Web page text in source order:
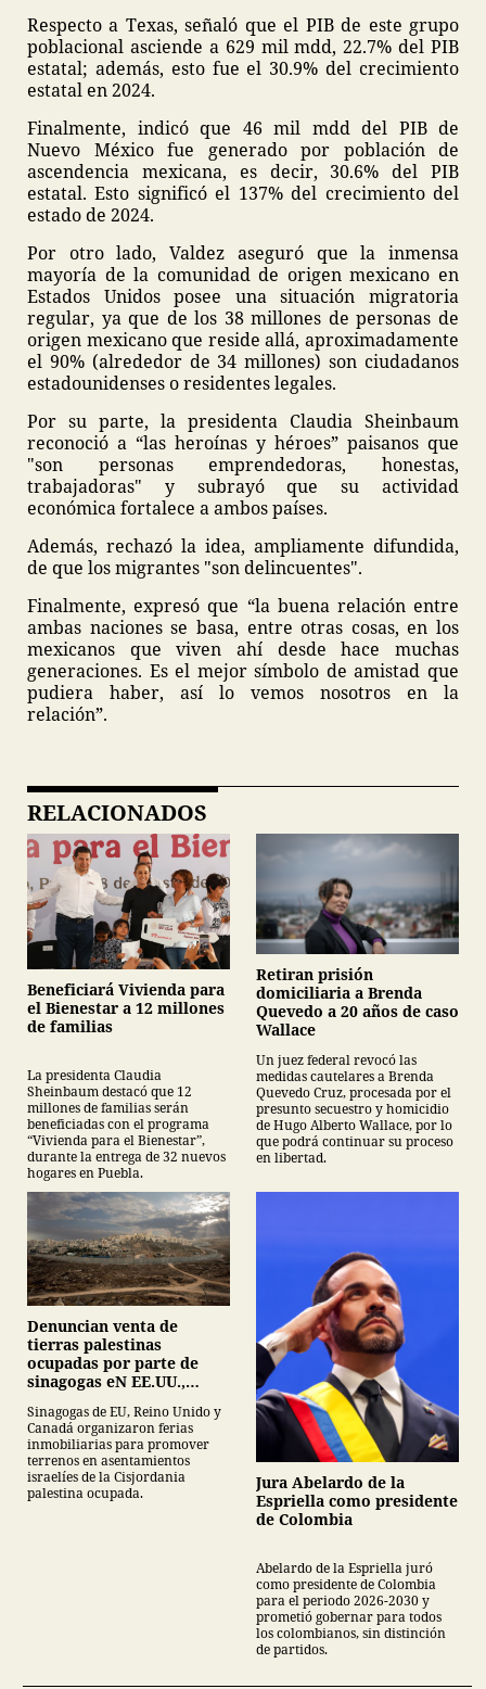
Respecto a Texas, señaló que el PIB de este grupo
poblacional asciende a 629 mil mdd, 22.7% del PIB
estatal; además, esto fue el 30.9% del crecimiento
estatal en 2024.
Finalmente, indicó que 46 mil mdd del PIB de
Nuevo México fue generado por población de
ascendencia mexicana, es decir, 30.6% del PIB
estatal. Esto significó el 137% del crecimiento del
estado de 2024.
Por otro lado, Valdez aseguró que la inmensa
mayoría de la comunidad de origen mexicano en
Estados Unidos posee una situación migratoria
regular, ya que de los 38 millones de personas de
origen mexicano que reside allá, aproximadamente
el 90% (alrededor de 34 millones) son ciudadanos
estadounidenses o residentes legales.
Por su parte, la presidenta Claudia Sheinbaum
reconoció a “las heroínas y héroes” paisanos que
"son personas emprendedoras, honestas,
trabajadoras" y subrayó que su actividad
económica fortalece a ambos países.
Además, rechazó la idea, ampliamente difundida,
de que los migrantes "son delincuentes".
Finalmente, expresó que “la buena relación entre
ambas naciones se basa, entre otras cosas, en los
mexicanos que viven ahí desde hace muchas
generaciones. Es el mejor símbolo de amistad que
pudiera haber, así lo vemos nosotros en la
relación”.
RELACIONADOS
Beneficiará Vivienda para
el Bienestar a 12 millones
de familias
La presidenta Claudia
Sheinbaum destacó que 12
millones de familias serán
beneficiadas con el programa
“Vivienda para el Bienestar”,
durante la entrega de 32 nuevos
hogares en Puebla.
Retiran prisión
domiciliaria a Brenda
Quevedo a 20 años de caso
Wallace
Un juez federal revocó las
medidas cautelares a Brenda
Quevedo Cruz, procesada por el
presunto secuestro y homicidio
de Hugo Alberto Wallace, por lo
que podrá continuar su proceso
en libertad.
Denuncian venta de
tierras palestinas
ocupadas por parte de
sinagogas eN EE.UU.,
Sinagogas de EU, Reino Unido y
Canadá organizaron ferias
inmobiliarias para promover
terrenos en asentamientos
israelíes de la Cisjordania
palestina ocupada.
Jura Abelardo de la
Espriella como presidente
de Colombia
Abelardo de la Espriella juró
como presidente de Colombia
para el periodo 2026-2030 y
prometió gobernar para todos
los colombianos, sin distinción
de partidos.